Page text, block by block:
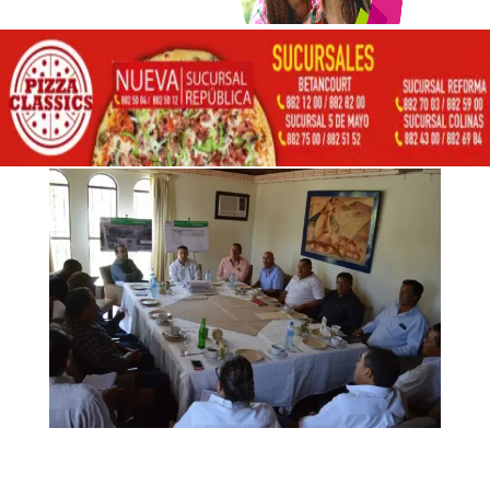
Inicio 5 Noticias locales 5
SURGEN FECHAS PARA INICIAR EL PROYECTO DEL PARQUE
TIPO TANGAMANGA EN MATEHUALA
SURGEN FECHAS PARA
INICIAR EL PROYECTO
DEL PARQUE TIPO
TANGAMANGA EN
MATEHUALA
Noticias locales
14 agosto, 2019